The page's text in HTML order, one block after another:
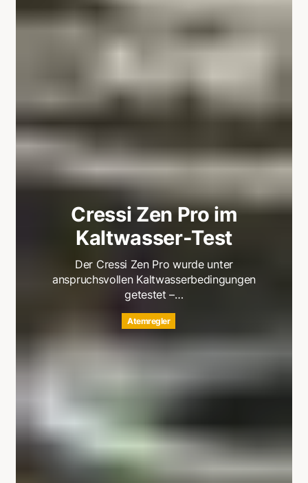
Cressi Zen Pro im
Kaltwasser-Test
Der Cressi Zen Pro wurde unter
anspruchsvollen Kaltwasserbedingungen
getestet –…
Atemregler